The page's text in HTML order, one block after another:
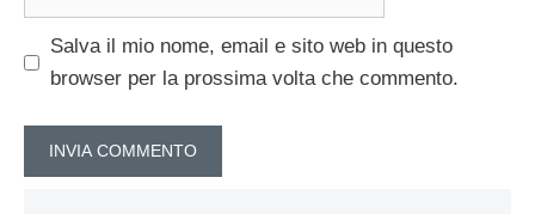
Salva il mio nome, email e sito web in questo
browser per la prossima volta che commento.